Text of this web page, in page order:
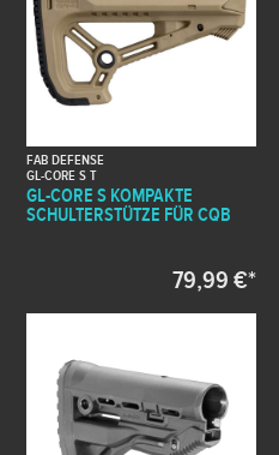
FAB DEFENSE
GL-CORE S T
GL-CORE S KOMPAKTE
SCHULTERSTÜTZE FÜR CQB
79,99 €*